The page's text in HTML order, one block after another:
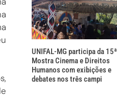
UNIFAL-MG participa da 15ª
Mostra Cinema e Direitos
Humanos com exibições e
debates nos três campi